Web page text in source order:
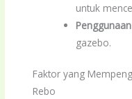
untuk
gazebo.
Faktor yang
Rebo